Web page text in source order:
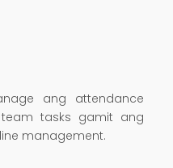
ang attendance
team tasks gamit ang
management.